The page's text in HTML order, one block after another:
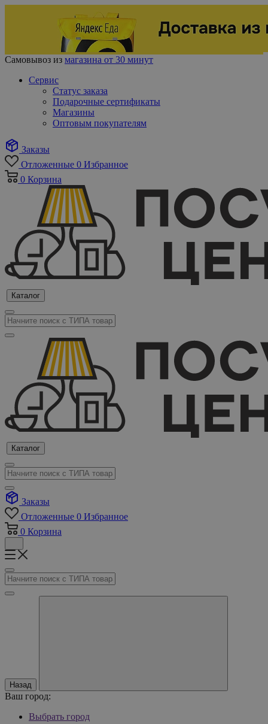
Самовывоз из магазина от 30 минут
Сервис
Статус заказа
Подарочные сертификаты
Магазины
Оптовым покупателям
Заказы
Отложенные 0 Избранное
0 Корзина
Каталог
Каталог
Заказы
Отложенные 0 Избранное
0 Корзина
Назад
Ваш город:
Выбрать город